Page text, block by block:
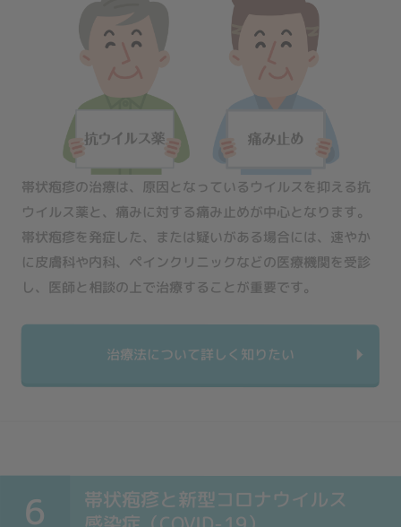
帯状疱疹の治療は、原因となっているウイルスを抑える抗
ウイルス薬と、痛みに対する痛み止めが中心となります。
帯状疱疹を発症した、または疑いがある場合には、速やか
に皮膚科や内科、ペインクリニックなどの医療機関を受診
し、医師と相談の上で治療することが重要です。
治療法について詳しく知りたい
6 帯状疱疹と新型コロナウイルス